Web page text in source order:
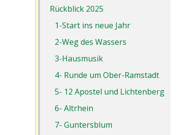
Rückblick 2025
1-Start ins neue Jahr
2-Weg des Wassers
3-Hausmusik
4- Runde um Ober-Ramstadt
5- 12 Apostel und Lichtenberg
6- Altrhein
7- Guntersblum